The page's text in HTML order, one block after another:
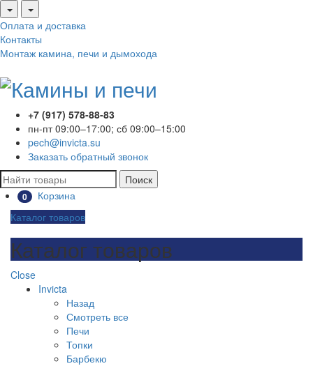
Оплата и доставка
Контакты
Монтаж камина, печи и дымохода
+7 (917) 578-88-83
пн-пт 09:00–17:00; сб 09:00–15:00
pech@invicta.su
Заказать обратный звонок
Поиск
0
Корзина
Каталог товаров
Каталог товаров
Close
Invicta
Назад
Смотреть все
Печи
Топки
Барбекю